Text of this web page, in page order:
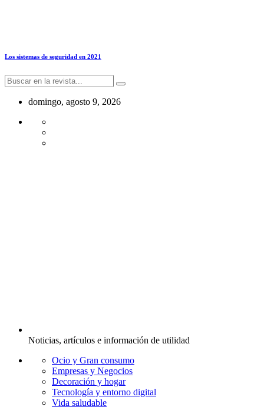
Los sistemas de seguridad en 2021
domingo, agosto 9, 2026
Noticias, artículos e información de utilidad
Ocio y Gran consumo
Empresas y Negocios
Decoración y hogar
Tecnología y entorno digital
Vida saludable